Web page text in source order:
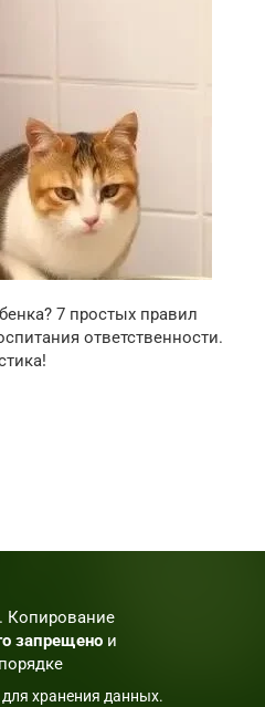
7 простых правил
ответственности.
Копирование
запрещено и
для хранения данных.